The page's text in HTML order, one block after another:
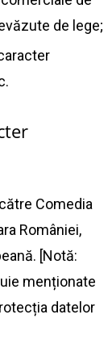
de lege;
Comedia
României,
[Notă:
menționate
datelor